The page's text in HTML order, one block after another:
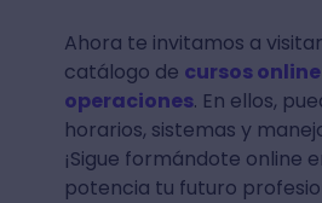
Ahora te invitamos a
catálogo de cursos
operaciones. En ellos,
horarios, sistemas y
¡Sigue formándote online
potencia tu futuro